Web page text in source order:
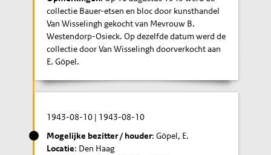
collectie Bauer-etsen en bloc door kunsthandel
Van Wisselingh gekocht van Mevrouw B.
Westendorp-Osieck. Op dezelfde datum werd de
collectie door Van Wisselingh doorverkocht aan
E. Göpel.
1943-08-10 | 1943-08-10
Mogelijke bezitter / houder: Göpel, E.
Locatie: Den Haag